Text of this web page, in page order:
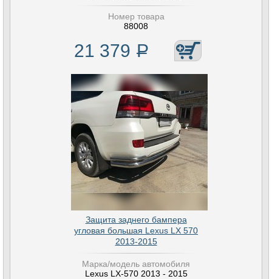
Номер товара
88008
21 379 Р
Защита заднего бампера
угловая большая Lexus LX 570
2013-2015
Марка/модель автомобиля
Lexus LX-570 2013 - 2015